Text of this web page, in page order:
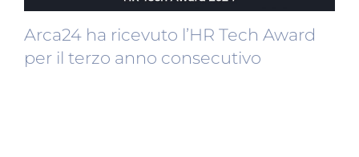
Arca24 ha ricevuto l’HR Tech Award
per il terzo anno consecutivo